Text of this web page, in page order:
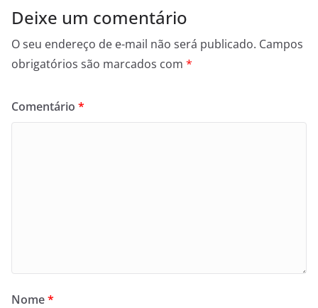
Deixe um comentário
O seu endereço de e-mail não será publicado. Campos
obrigatórios são marcados com *
Comentário *
Nome*